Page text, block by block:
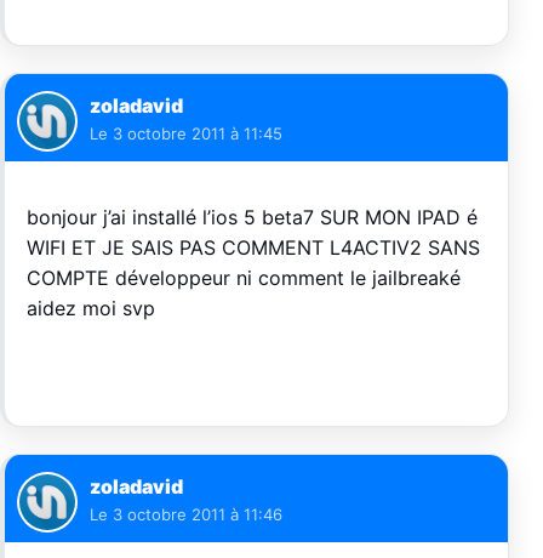
zoladavid
Le 3 octobre 2011 à 11:45
bonjour j’ai installé l’ios 5 beta7 SUR MON IPAD é
WIFI ET JE SAIS PAS COMMENT L4ACTIV2 SANS
COMPTE développeur ni comment le jailbreaké
aidez moi svp
zoladavid
Le 3 octobre 2011 à 11:46